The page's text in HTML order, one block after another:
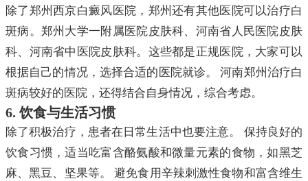
除了郑州西京白癜风医院，郑州还有其他医院可以治疗白
斑病。郑州大学一附属医院皮肤科、河南省人民医院皮肤
科、河南省中医院皮肤科。这些都是正规医院，大家可以
根据自己的情况，选择合适的医院就诊。 河南郑州治疗白
斑病较好的医院，还得结合自身情况，综合考虑。
6. 饮食与生活习惯
除了积极治疗，患者在日常生活中也要注意。 保持良好的
饮食习惯，适当吃富含酪氨酸和微量元素的食物，如黑芝
麻、黑豆、坚果等。 避免食用辛辣刺激性食物和富含维生